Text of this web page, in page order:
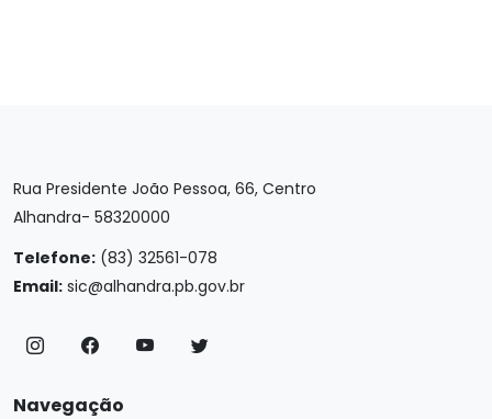
Rua Presidente João Pessoa, 66, Centro
Alhandra- 58320000
Telefone: (83) 32561-078
Email: sic@alhandra.pb.gov.br
Navegação